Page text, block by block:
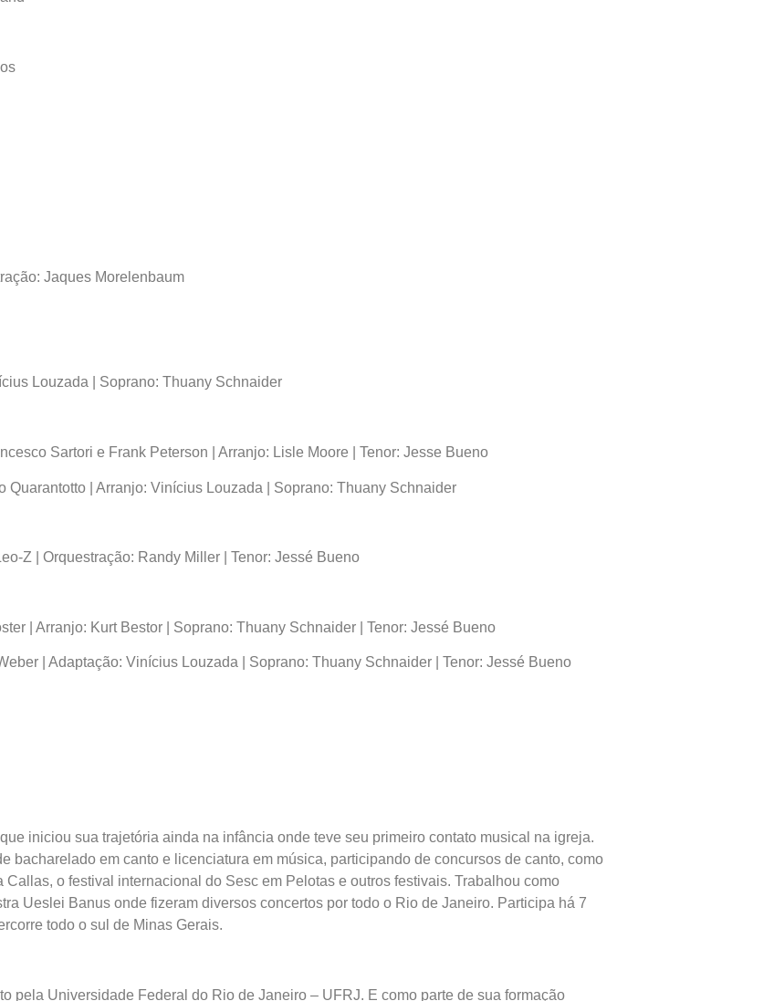
Jaques Morelenbaum
Louzada | Soprano: Thuany Schnaider
Sartori e Frank Peterson | Arranjo: Lisle Moore | Tenor: Jesse Bueno
Quarantotto | Arranjo: Vinícius Louzada | Soprano: Thuany Schnaider
Z | Orquestração: Randy Miller | Tenor: Jessé Bueno
| Arranjo: Kurt Bestor | Soprano: Thuany Schnaider | Tenor: Jessé Bueno
| Adaptação: Vinícius Louzada | Soprano: Thuany Schnaider | Tenor: Jessé Bueno
iniciou sua trajetória ainda na infância onde teve seu primeiro contato musical na igreja.
bacharelado em canto e licenciatura em música, participando de concursos de canto, como
o festival internacional do Sesc em Pelotas e outros festivais. Trabalhou como
Ueslei Banus onde fizeram diversos concertos por todo o Rio de Janeiro. Participa há 7
todo o sul de Minas Gerais.
pela Universidade Federal do Rio de Janeiro – UFRJ. E como parte de sua formação